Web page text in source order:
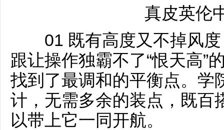
真皮英伦
01 既有高度又不掉风度
跟让操作独霸不了“恨天高”
找到了最调和的平衡点。学
计，无需多余的装点，既百
以带上它一同开航。